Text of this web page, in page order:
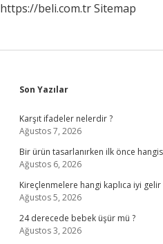
https://beli.com.trSitemap
Sidebar
Son Yazılar
Karşıt ifadeler nelerdir ?
Ağustos 7, 2026
Bir ürün tasarlanırken ilk önce
Ağustos 6, 2026
Kireçlenmelere hangi kaplıca iyi gelir
Ağustos 5, 2026
24 derecede bebek üşür mü ?
Ağustos 3, 2026